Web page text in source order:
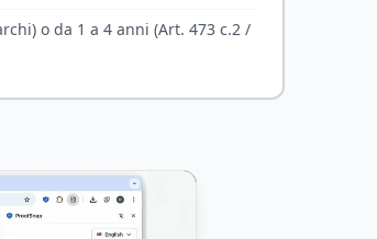
o da 1 a 4 anni (Art. 473 c.2 /